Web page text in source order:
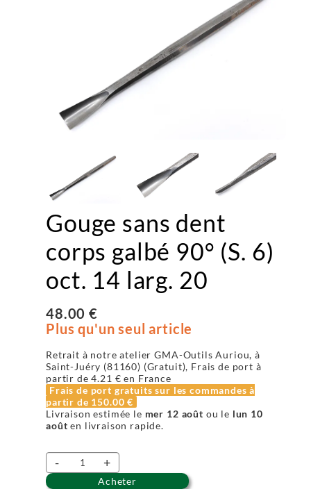
Gouge sans dent
corps galbé 90° (S. 6)
oct. 14 larg. 20
48.00 €
Plus qu'un seul article
Retrait à notre atelier GMA-Outils Auriou, à
Saint-Juéry (81160) (Gratuit), Frais de port à
partir de4.21 € en France
Frais de port gratuits sur les commandes à
partir de 150.00 €
Livraison estimée le mer 12 août ou le lun 10
août en livraison rapide.
- +
Acheter